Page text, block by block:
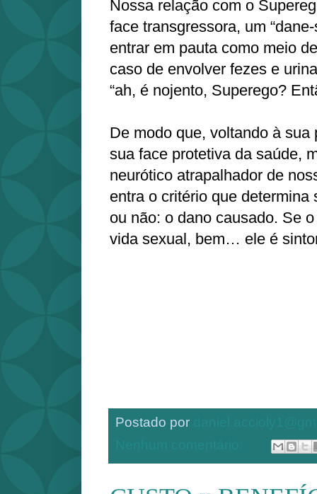
Nossa relação com o
face transgressora, um
entrar em pauta como meio
caso de envolver fezes e
“ah, é nojento, Superego?
De modo que, voltando à sua
sua face protetiva da saúde,
neurótico atrapalhador de
entra o critério que determina
ou não: o dano causado. Se
vida sexual, bem… ele é
Postado por